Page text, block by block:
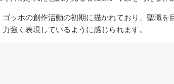
ッホの創作活動の初期に描かれており、聖職を
強く表現しているように感じられます。